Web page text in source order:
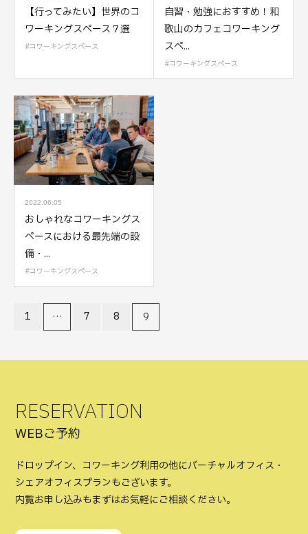
【行ってみたい】世界のコ
ワーキングスペース７選
コワーキングスペース
自習・勉強におすすめ！和
歌山のカフェコワーキング
スペ...
コワーキングスペース
2022.06.05
おしゃれなコワーキングス
ペースにおける最先端の設
備・...
コワーキングスペース
1 … 7 8 9
RESERVATION
WEBご予約
ドロップイン、コワーキング利用の他にバーチャルオフィス・
シェアオフィスプランもございます。
内覧お申し込みもまずはお気軽にご相談ください。